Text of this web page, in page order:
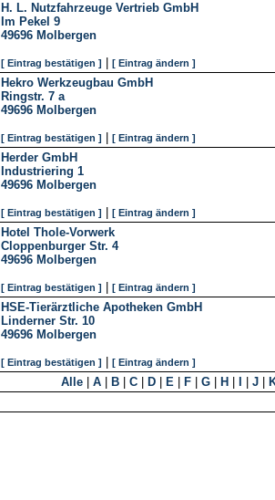
H. L. Nutzfahrzeuge Vertrieb GmbH
Im Pekel 9
49696 Molbergen
[ Eintrag bestätigen ] [ Eintrag ändern ]
Hekro Werkzeugbau GmbH
Ringstr. 7 a
49696 Molbergen
[ Eintrag bestätigen ] [ Eintrag ändern ]
Herder GmbH
Industriering 1
49696 Molbergen
[ Eintrag bestätigen ] [ Eintrag ändern ]
Hotel Thole-Vorwerk
Cloppenburger Str. 4
49696 Molbergen
[ Eintrag bestätigen ] [ Eintrag ändern ]
HSE-Tierärztliche Apotheken GmbH
Linderner Str. 10
49696 Molbergen
[ Eintrag bestätigen ] [ Eintrag ändern ]
Alle A B C D E F G H J